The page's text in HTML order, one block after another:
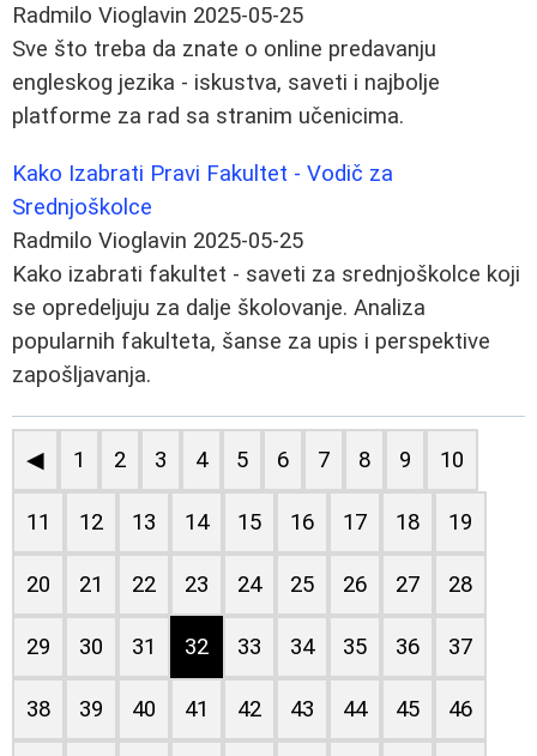
Radmilo Vioglavin 2025-05-25
Sve što treba da znate o online predavanju
engleskog jezika - iskustva, saveti i najbolje
platforme za rad sa stranim učenicima.
Kako Izabrati Pravi Fakultet - Vodič za
Srednjoškolce
Radmilo Vioglavin 2025-05-25
Kako izabrati fakultet - saveti za srednjoškolce koji
se opredeljuju za dalje školovanje. Analiza
popularnih fakulteta, šanse za upis i perspektive
zapošljavanja.
◀ 1 2 3 4 5 6 7 8 9 10
11 12 13 14 15 16 17 18 19
20 21 22 23 24 25 26 27 28
29 30 31 32 33 34 35 36 37
38 39 40 41 42 43 44 45 46